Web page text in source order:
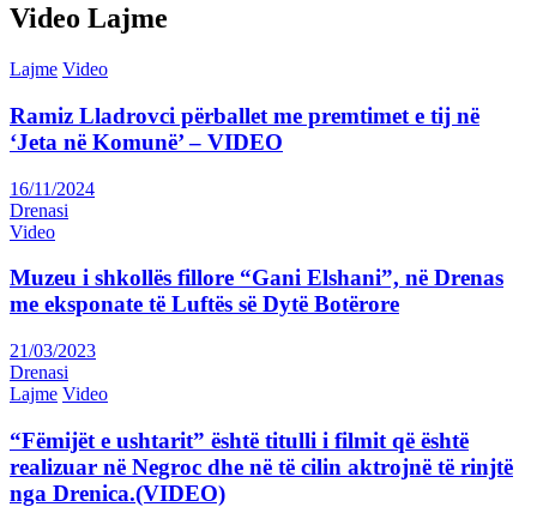
Video Lajme
Lajme Video
Ramiz Lladrovci përballet me premtimet e tij në
‘Jeta në Komunë’ – VIDEO
16/11/2024
Drenasi
Video
Muzeu i shkollës fillore “Gani Elshani”, në Drenas
me eksponate të Luftës së Dytë Botërore
21/03/2023
Drenasi
Lajme Video
“Fëmijët e ushtarit” është titulli i filmit që është
realizuar në Negroc dhe në të cilin aktrojnë të rinjtë
nga Drenica.(VIDEO)